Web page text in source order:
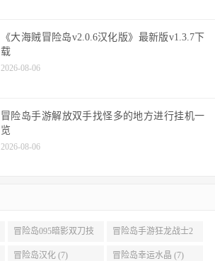
《大海贼冒险岛v2.0.6汉化版》最新版v1.3.7下
载
2026-08-06
冒险岛手游解放双手找怪多的地方进行挂机一
览
2026-08-06
冒险岛095暗影双刀技
能加点 (9)
冒险岛手游狂龙战士2
转 (9)
冒险岛汉化 (7) 冒险岛幸运水晶 (7)